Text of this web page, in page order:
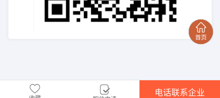
电话联系企业